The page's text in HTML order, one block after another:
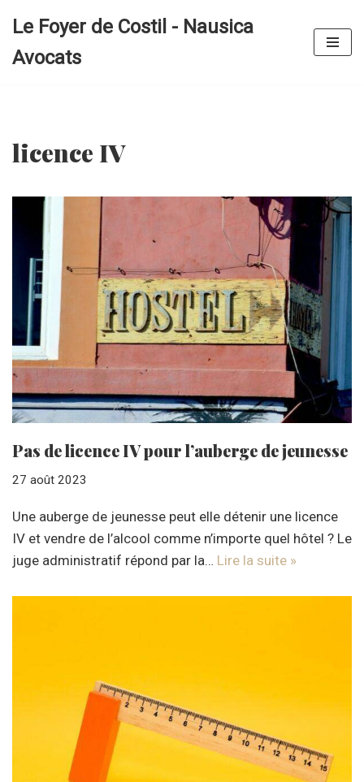
au
Le Foyer de Costil - Nausica
Avocats
licence IV
Pas de licence IV pour l’auberge de jeunesse
27 août 2023
Une auberge de jeunesse peut elle détenir une licence
IV et vendre de l’alcool comme n’importe quel hôtel ? Le
juge administratif répond par la… Lire la suite »